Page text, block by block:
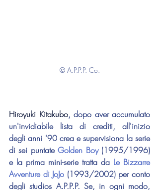
© A.P.P.P. Co.
Hiroyuki Kitakubo, dopo aver accumulato
un'invidiabile lista di crediti, all'inizio
degli anni '90 crea e supervisiona la serie
di sei puntate Golden Boy (1995/1996)
e la prima mini-serie tratta da Le Bizzarre
Avventure di JoJo (1993/2002) per conto
degli studios A.P.P.P. Se, in ogni modo,